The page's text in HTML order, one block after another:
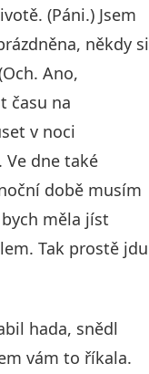
(Páni.) Jsem
někdy si
Ano,
času na
v noci
dne také
době musím
měla jíst
Tak prostě jdu
hada, snědl
vám to říkala.